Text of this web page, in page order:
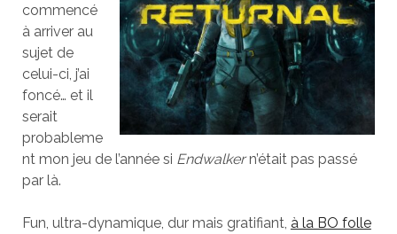
commencé
à arriver au
sujet de
celui-ci, j’ai
foncé… et il
serait
probableme
nt mon jeu de l’année si Endwalkern’était pas passé
par là.
Fun, ultra-dynamique, dur mais gratifiant, à la BO folle